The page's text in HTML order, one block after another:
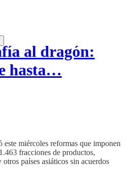
al dragón:
hasta…
este miércoles reformas que imponen
fracciones de productos,
países asiáticos sin acuerdos